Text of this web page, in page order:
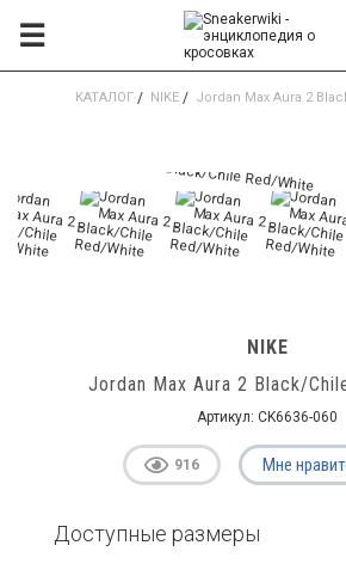
☰
КАТАЛОГ / NIKE / Jordan Max Aura 2
NIKE
Jordan Max Aura 2 Black/
Артикул: CK6636-060
916 Мне
Доступные размеры